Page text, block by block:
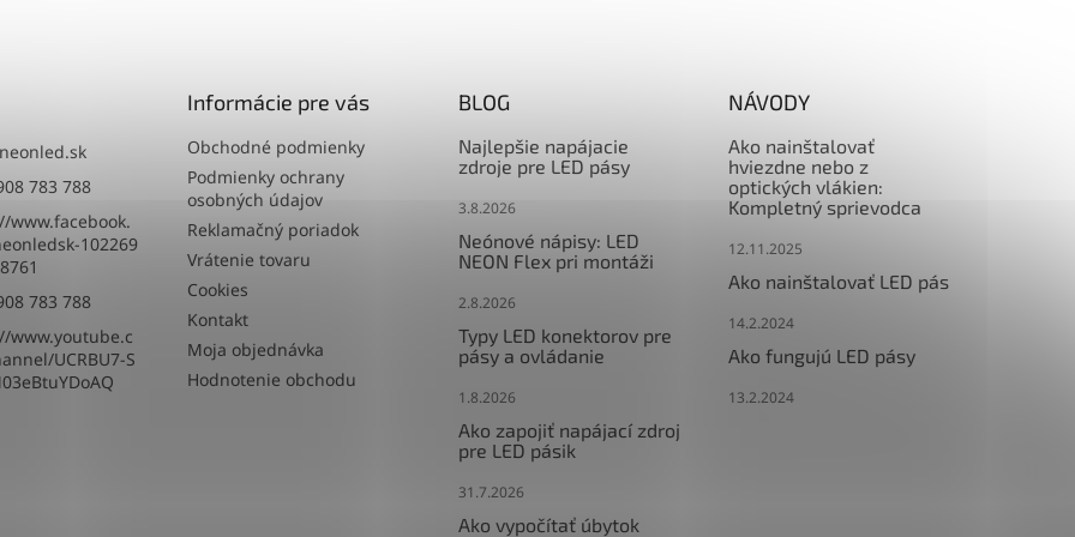
neonled.sk
783 788
www.facebook.
102269
783 788
www.youtube.c
UCRBU7-S
Informácie pre vás
Obchodné podmienky
Podmienky ochrany
osobných údajov
Reklamačný poriadok
Vrátenie tovaru
Cookies
Kontakt
Moja objednávka
Hodnotenie obchodu
BLOG
Najlepšie napájacie
zdroje pre LED pásy
3.8.2026
Neónové nápisy: LED
NEON Flex pri montáži
2.8.2026
Typy LED konektorov pre
pásy a ovládanie
1.8.2026
Ako zapojiť napájací zdroj
pre LED pásik
31.7.2026
Ako vypočítať úbytok
NÁVODY
Ako nainštalovať
hviezdne nebo z
optických vlákien:
Kompletný sprievodca
12.11.2025
Ako nainštalovať LED pás
14.2.2024
Ako fungujú LED pásy
13.2.2024